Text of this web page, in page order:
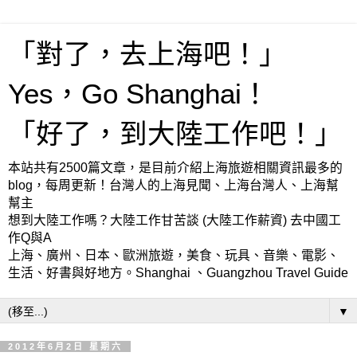
「對了，去上海吧！」
Yes，Go Shanghai！
「好了，到大陸工作吧！」
本站共有2500篇文章，是目前介紹上海旅遊相關資訊最多的
blog，每周更新！台灣人的上海見聞、上海台灣人、上海幫
幫主
想到大陸工作嗎？大陸工作甘苦談 (大陸工作薪資) 去中國工
作Q與A
上海、廣州、日本、歐洲旅遊，美食、玩具、音樂、電影、
生活、好書與好地方。Shanghai 、Guangzhou Travel Guide
▼
2012年6月2日 星期六